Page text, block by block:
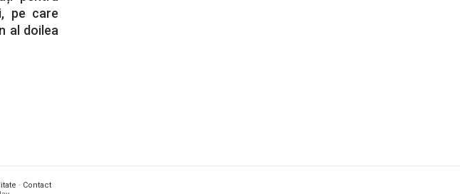
pe care
al doilea
· Contact